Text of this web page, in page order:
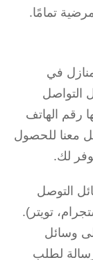
تمامًا.
في
رقم الهاتف
معنا للحصول
لك.
التوصل
تويتر).
وسائل
رسالة لطلب